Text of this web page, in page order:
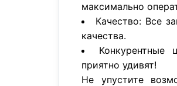
максимально
Качество: Все
качества.
Конкурентные
приятно удивят!
Не упустите